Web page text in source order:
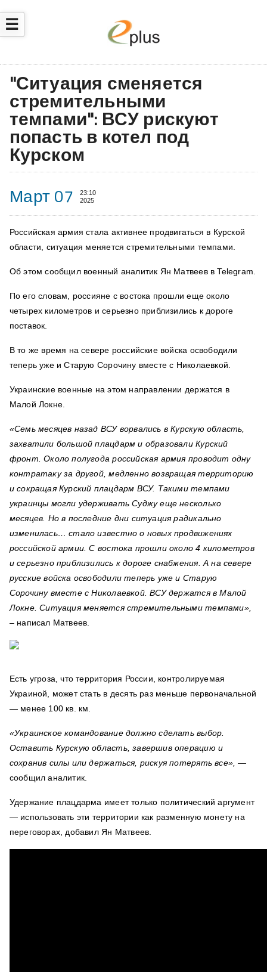
☰
"Ситуация сменяется
стремительными
темпами": ВСУ рискуют
попасть в котел под
Курском
Март 07
23:10
2025
Российская армия стала активнее продвигаться в Курской
области, ситуация меняется стремительными темпами.
Об этом сообщил военный аналитик Ян Матвеев в Telegram.
По его словам, россияне с востока прошли еще около
четырех километров и серьезно приблизились к дороге
поставок.
В то же время на севере российские войска освободили
теперь уже и Старую Сорочину вместе с Николаевкой.
Украинские военные на этом направлении держатся в
Малой Локне.
«Семь месяцев назад ВСУ ворвались в Курскую область,
захватили большой плацдарм и образовали Курский
фронт. Около полугода российская армия проводит одну
контратаку за другой, медленно возвращая территорию
и сокращая Курский плацдарм ВСУ. Такими темпами
украинцы могли удерживать Суджу еще несколько
месяцев. Но в последние дни ситуация радикально
изменилась… стало известно о новых продвижениях
российской армии. С востока прошли около 4 километров
и серьезно приблизились к дороге снабжения. А на севере
русские войска освободили теперь уже и Старую
Сорочину вместе с Николаевкой. ВСУ держатся в Малой
Локне. Ситуация меняется стремительными темпами»,
– написал Матвеев.
Есть угроза, что территория России, контролируемая
Украиной, может стать в десять раз меньше первоначальной
— менее 100 кв. км.
«Украинское командование должно сделать выбор.
Оставить Курскую область, завершив операцию и
сохранив силы или держаться, рискуя потерять все», —
сообщил аналитик.
Удержание плацдарма имеет только политический аргумент
— использовать эти территории как разменную монету на
переговорах, добавил Ян Матвеев.